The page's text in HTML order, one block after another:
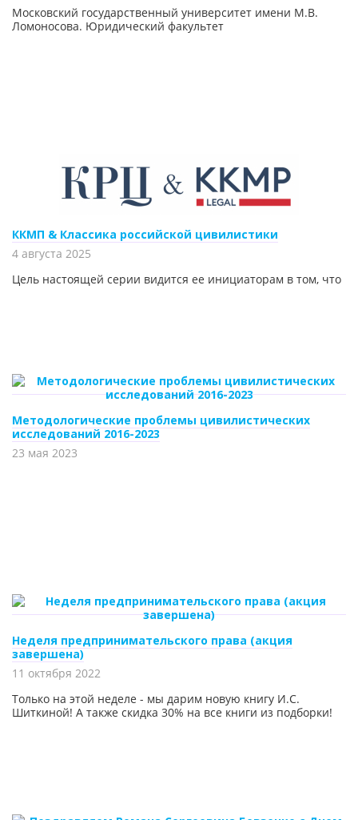
Московский государственный университет имени М.В.
Ломоносова. Юридический факультет
ККМП & Классика российской цивилистики
4 августа 2025
Цель настоящей серии видится ее инициаторам в том, что
Методологические проблемы цивилистических
исследований 2016-2023
23 мая 2023
Неделя предпринимательского права (акция
завершена)
11 октября 2022
Только на этой неделе - мы дарим новую книгу И.С.
Шиткиной! А также скидка 30% на все книги из подборки!